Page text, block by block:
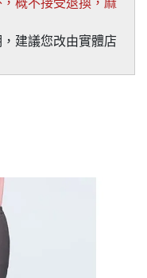
建議您改由實體店